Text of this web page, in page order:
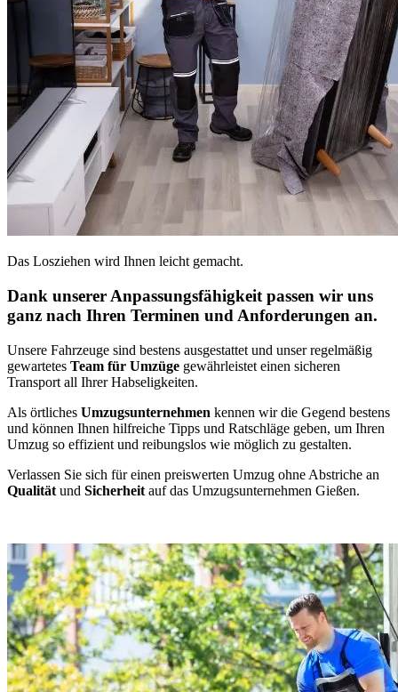
Das Losziehen wird Ihnen leicht gemacht.
Dank unserer Anpassungsfähigkeit passen wir uns
ganz nach Ihren Terminen und Anforderungen an.
Unsere Fahrzeuge sind bestens ausgestattet und unser regelmäßig
gewartetes Team für Umzüge gewährleistet einen sicheren
Transport all Ihrer Habseligkeiten.
Als örtliches Umzugsunternehmen kennen wir die Gegend bestens
und können Ihnen hilfreiche Tipps und Ratschläge geben, um Ihren
Umzug so effizient und reibungslos wie möglich zu gestalten.
Verlassen Sie sich für einen preiswerten Umzug ohne Abstriche an
Qualität und Sicherheit auf das Umzugsunternehmen Gießen.